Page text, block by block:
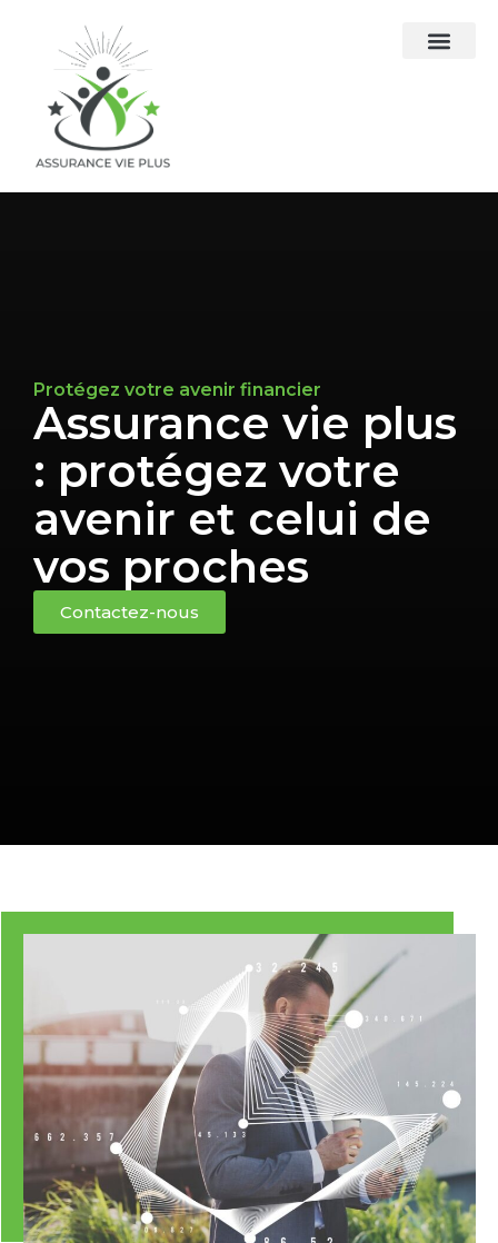
Protégez votre avenir financier
Assurance vie plus
: protégez votre
avenir et celui de
vos proches
Contactez-nous